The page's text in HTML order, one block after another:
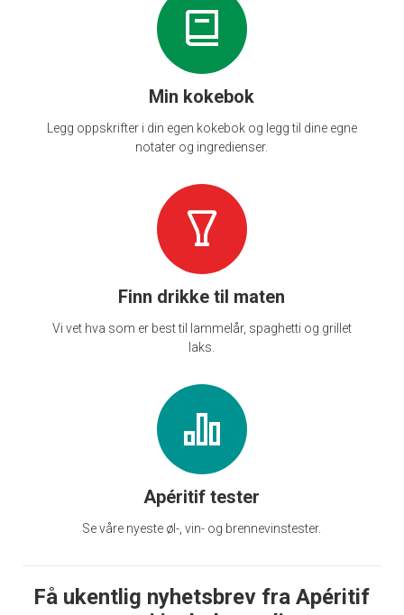
Min kokebok
Legg oppskrifter i din egen kokebok og legg til dine egne
notater og ingredienser.
Finn drikke til maten
Vi vet hva som er best til lammelår, spaghetti og grillet
laks.
Apéritif tester
Se våre nyeste øl-, vin- og brennevinstester.
Få ukentlig nyhetsbrev fra Apéritif